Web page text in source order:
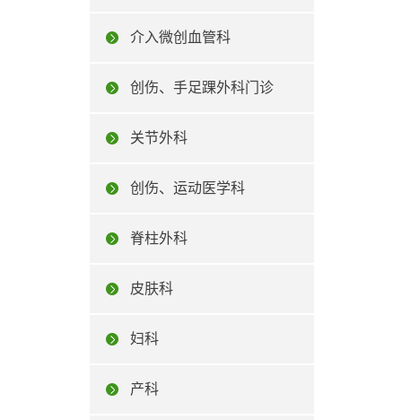
介入微创血管科
创伤、手足踝外科门诊
关节外科
创伤、运动医学科
脊柱外科
皮肤科
妇科
产科